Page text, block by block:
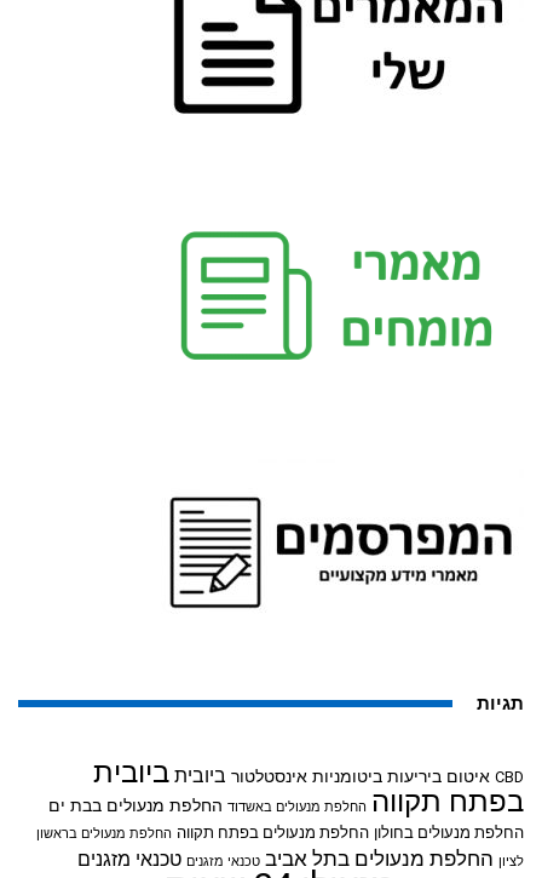
תגיות
CBD איטום ביריעות ביטומניות אינסטלטור ביובית ביובית
בפתח תקווה החלפת מנעולים באשדוד החלפת מנעולים בבת ים
החלפת מנעולים בחולון החלפת מנעולים בפתח תקווה החלפת מנעולים בראשון
לציון החלפת מנעולים בתל אביב טכנאי מזגנים טכנאי מזגנים